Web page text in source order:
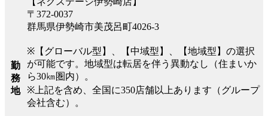
勤
務
地
〒372-0037
群馬県伊勢崎市美茂呂町4026-3
※【グローバル型】、【中域型】、【地域型】の選択
が可能です。地域型は転居を伴う異動なし（住まいか
ら30㎞圏内）。
※上記を含め、全国に350店舗以上あります（グループ
会社含む）。